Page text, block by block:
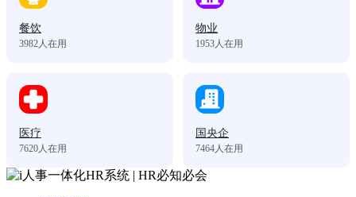
餐饮
3982人在用
物业
1953人在用
医疗
7620人在用
国央企
7464人在用